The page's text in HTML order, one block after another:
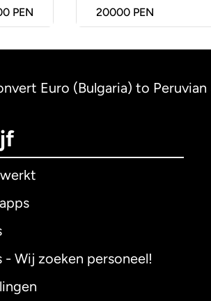
PEN 20000 PEN
Euro (Bulgaria) to Peruvian
- Wij zoeken personeel!